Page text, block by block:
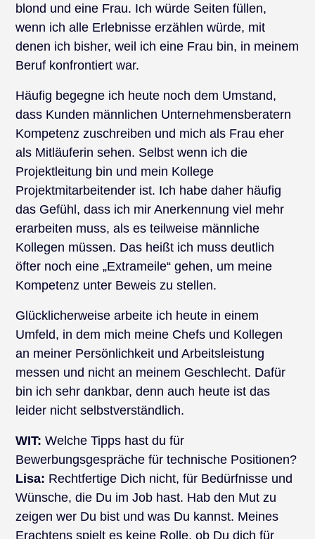
blond und eine Frau. Ich würde Seiten füllen,
wenn ich alle Erlebnisse erzählen würde, mit
denen ich bisher, weil ich eine Frau bin, in meinem
Beruf konfrontiert war.
Häufig begegne ich heute noch dem Umstand,
dass Kunden männlichen Unternehmensberatern
Kompetenz zuschreiben und mich als Frau eher
als Mitläuferin sehen. Selbst wenn ich die
Projektleitung bin und mein Kollege
Projektmitarbeitender ist. Ich habe daher häufig
das Gefühl, dass ich mir Anerkennung viel mehr
erarbeiten muss, als es teilweise männliche
Kollegen müssen. Das heißt ich muss deutlich
öfter noch eine „Extrameile“ gehen, um meine
Kompetenz unter Beweis zu stellen.
Glücklicherweise arbeite ich heute in einem
Umfeld, in dem mich meine Chefs und Kollegen
an meiner Persönlichkeit und Arbeitsleistung
messen und nicht an meinem Geschlecht. Dafür
bin ich sehr dankbar, denn auch heute ist das
leider nicht selbstverständlich.
WIT: Welche Tipps hast du für
Bewerbungsgespräche für technische Positionen?
Lisa: Rechtfertige Dich nicht, für Bedürfnisse und
Wünsche, die Du im Job hast. Hab den Mut zu
zeigen wer Du bist und was Du kannst. Meines
Erachtens spielt es keine Rolle, ob Du dich für